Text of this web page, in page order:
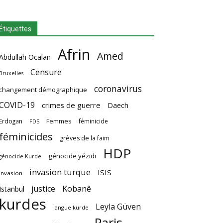
Ocalan Afrin Amed
Censure
démographique coronavirus
19 crimes de guerre Daech
FDS Femmes féminicide
grèves de la faim
Kurde génocide yézidi HDP
invasion turque ISIS
justice Kobanê
langue kurde Leyla Güven